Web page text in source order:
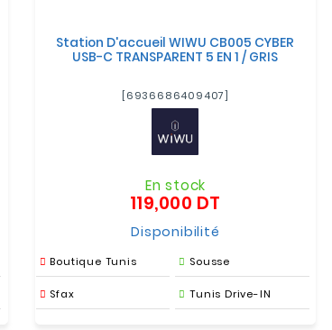
Station D'accueil WIWU CB005 CYBER
USB-C TRANSPARENT 5 EN 1 / GRIS
[6936686409407]
En stock
119,000 DT
Disponibilité
Boutique Tunis Sousse
Sfax Tunis Drive-IN